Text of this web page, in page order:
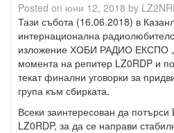
Posted on юни 12, 2018 by
Тази събота (16.06.2018) в
интернационална
изложение ХОБИ РАДИО ЕКСПО
момента на репитер LZ0RDP и
текат финални уговорки за
група към сбирката.
Всеки заинтересован да
LZ0RDP, за да се направи